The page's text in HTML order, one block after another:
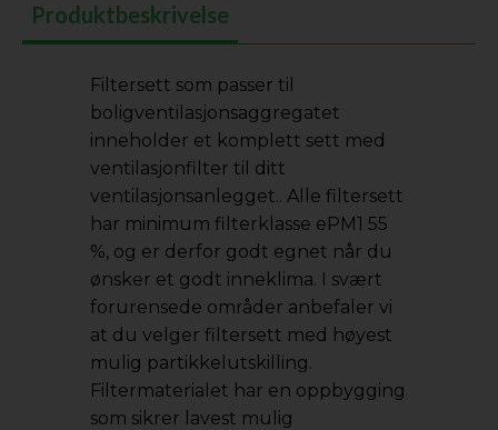
Produktbeskrivelse
Filtersett som passer til
boligventilasjonsaggregatet
inneholder et komplett sett med
ventilasjonfilter til ditt
ventilasjonsanlegget.. Alle filtersett
har minimum filterklasse ePM1 55
%, og er derfor godt egnet når du
ønsker et godt inneklima. I svært
forurensede områder anbefaler vi
at du velger filtersett med høyest
mulig partikkelutskilling.
Filtermaterialet har en oppbygging
som sikrer lavest mulig